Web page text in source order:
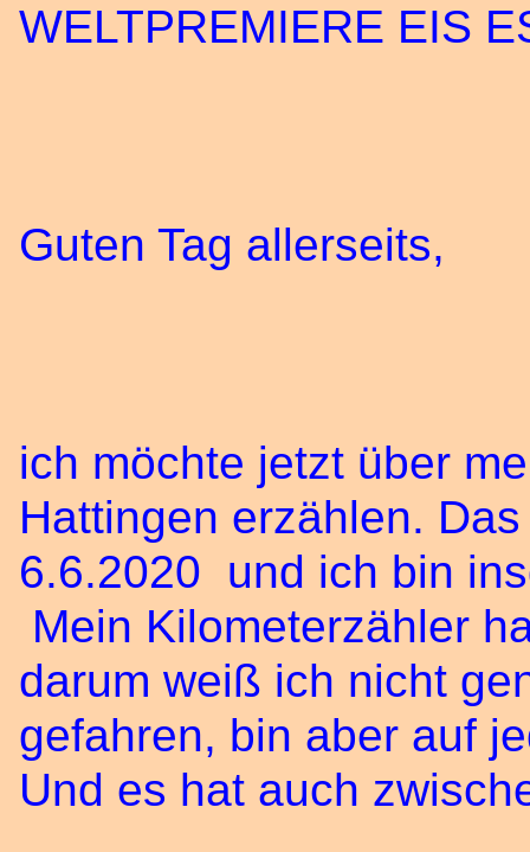
WELTPREMIERE EIS
Guten Tag allerseits,
ich möchte jetzt über
Hattingen erzählen.
6.6.2020 und ich bin
Mein Kilometerzähler
darum weiß ich nicht
gefahren, bin aber auf
Und es hat auch